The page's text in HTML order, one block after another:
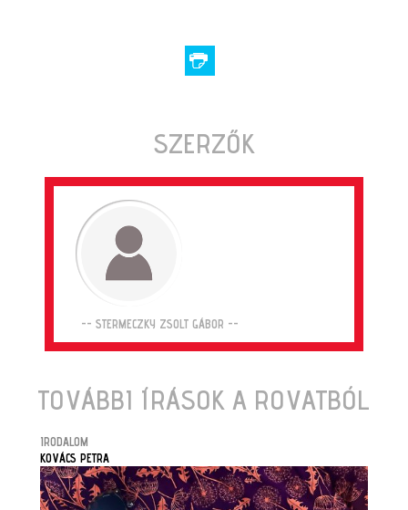
SZERZŐK
-- STERMECZKY ZSOLT GÁBOR --
TOVÁBBI ÍRÁSOK A ROVATBÓL
IRODALOM
KOVÁCS PETRA